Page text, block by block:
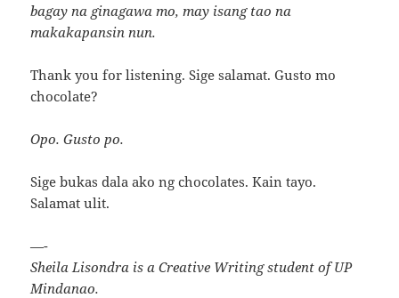
bagay na ginagawa mo, may isang tao na
makakapansin nun.
Thank you for listening. Sige salamat. Gusto mo
chocolate?
Opo. Gusto po.
Sige bukas dala ako ng chocolates. Kain tayo.
Salamat ulit.
—-
Sheila Lisondra is a Creative Writing student of UP
Mindanao.